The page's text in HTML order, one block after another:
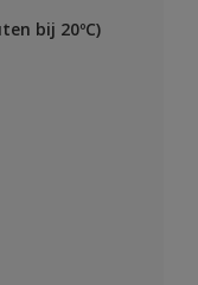
bij 20ºC)